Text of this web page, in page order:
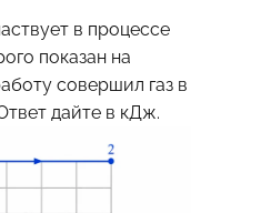
в процессе
показан на
совершил газ в
дайте в кДж.